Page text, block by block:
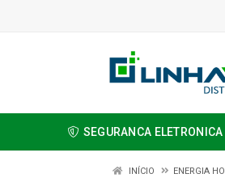
SEGURANCA ELETRONICA
INÍCIO ENERGIA HO